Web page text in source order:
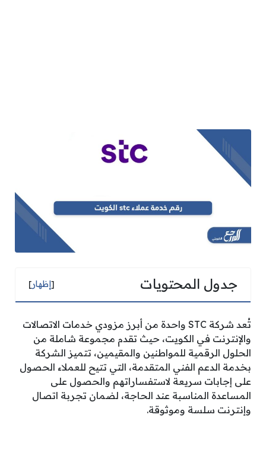
جدول المحتويات [إظهار]
تُعد شركة STC واحدة من أبرز مزودي خدمات الاتصالات
والإنترنت في الكويت، حيث تقدم مجموعة شاملة من
الحلول الرقمية للمواطنين والمقيمين، تتميز الشركة
بخدمة الدعم الفني المتقدمة، التي تتيح للعملاء الحصول
على إجابات سريعة لاستفساراتهم والحصول على
المساعدة المناسبة عند الحاجة، لضمان تجربة اتصال
وإنترنت سلسة وموثوقة.